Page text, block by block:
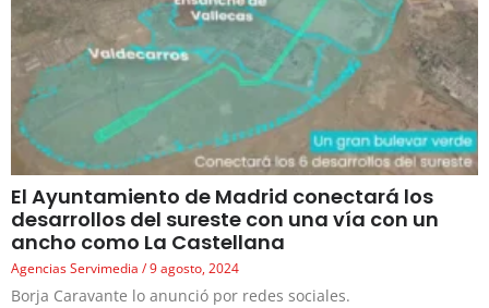
El Ayuntamiento de Madrid conectará los
desarrollos del sureste con una vía con un
ancho como La Castellana
Agencias Servimedia 9 agosto, 2024
Borja Caravante lo anunció por redes sociales.